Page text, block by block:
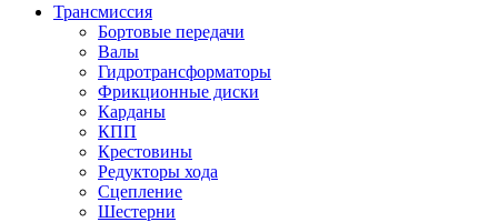
Трансмиссия
Бортовые передачи
Валы
Гидротрансформаторы
Фрикционные диски
Карданы
КПП
Крестовины
Редукторы хода
Сцепление
Шестерни